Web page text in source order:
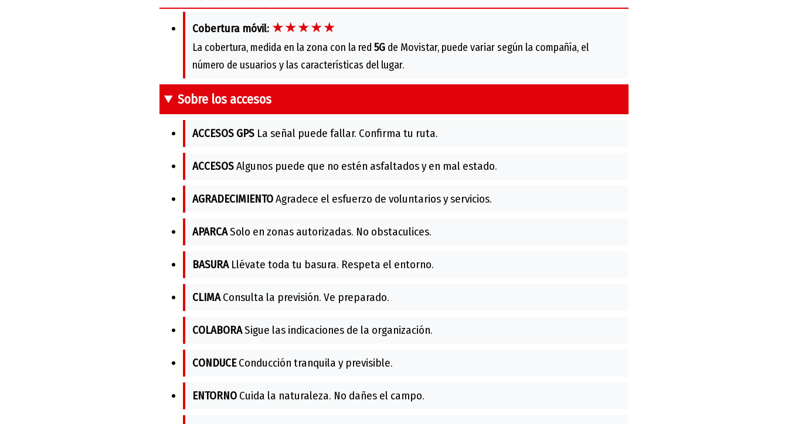
Cobertura móvil: ★★★★★
La cobertura, medida en la zona con la red 5G de Movistar, puede variar según la compañía, el
número de usuarios y las características del lugar.
Sobre los accesos
ACCESOS GPS La señal puede fallar. Confirma tu ruta.
ACCESOSAlgunos puede que no estén asfaltados y en mal estado.
AGRADECIMIENTOAgradece el esfuerzo de voluntarios y servicios.
APARCASolo en zonas autorizadas. No obstaculices.
BASURALlévate toda tu basura. Respeta el entorno.
CLIMAConsulta la previsión. Ve preparado.
COLABORASigue las indicaciones de la organización.
CONDUCEConducción tranquila y previsible.
ENTORNO Cuida la naturaleza. No dañes el campo.